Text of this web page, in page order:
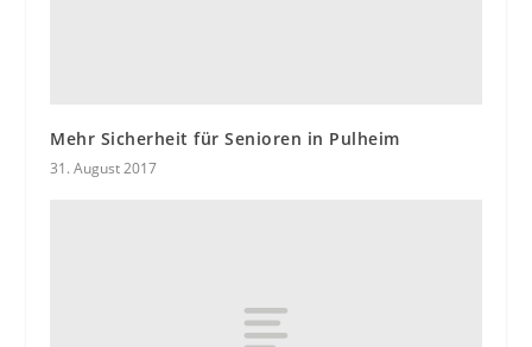
Mehr Sicherheit für Senioren in Pulheim
31. August 2017